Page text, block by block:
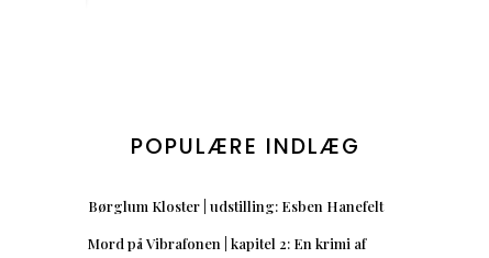
POPULÆRE INDLÆG
Børglum Kloster | udstilling: Esben Hanefelt
Mord på Vibrafonen | kapitel 2: En krimi af